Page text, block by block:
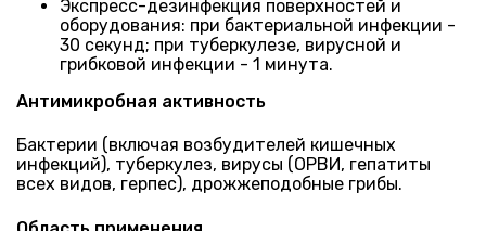
Экспресс-дезинфекция поверхностей и
оборудования: при бактериальной инфекции -
30 секунд; при туберкулезе, вирусной и
грибковой инфекции - 1 минута.
Антимикробная активность
Бактерии (включая возбудителей кишечных
инфекций), туберкулез, вирусы (ОРВИ, гепатиты
всех видов, герпес), дрожжеподобные грибы.